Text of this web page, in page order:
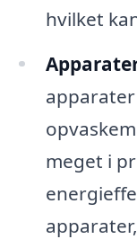
hvilket
meget i